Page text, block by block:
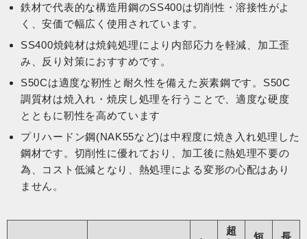
鉄材で代表的な構造用鋼のSS400は切削性・溶接性がよ
く、安価で幅広く使用されています。
SS400焼鈍材は焼鈍処理により内部応力を軽減、加工歪
み、反り対策におすすめです。
S50Cは適度な靭性と耐久性を備えた炭素鋼です。S50C
調質材は焼入れ・焼戻し処理を行うことで、適度な硬度
とともに靭性を高めています
プリハードン鋼(NAK55など)は中程度に焼き入れ処理した
鋼材です。切削性に優れており、加工後に熱処理不要の
為、コスト低減となり、熱処理による変形の心配はあり
ません。
超
短
長